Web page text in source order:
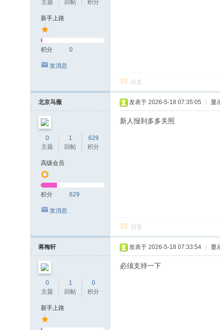
主题
回帖
积分
新手上路
积分 0
发消息
回复
北京马薇
0
主题
1
回帖
629
积分
高级会员
积分 629
发消息
发表于 2026-5-18 07:35:05 显
新人报到多多关照
回复
蒋梅轩
0
主题
1
回帖
0
积分
新手上路
发表于 2026-5-18 07:33:54 显
必须支持一下